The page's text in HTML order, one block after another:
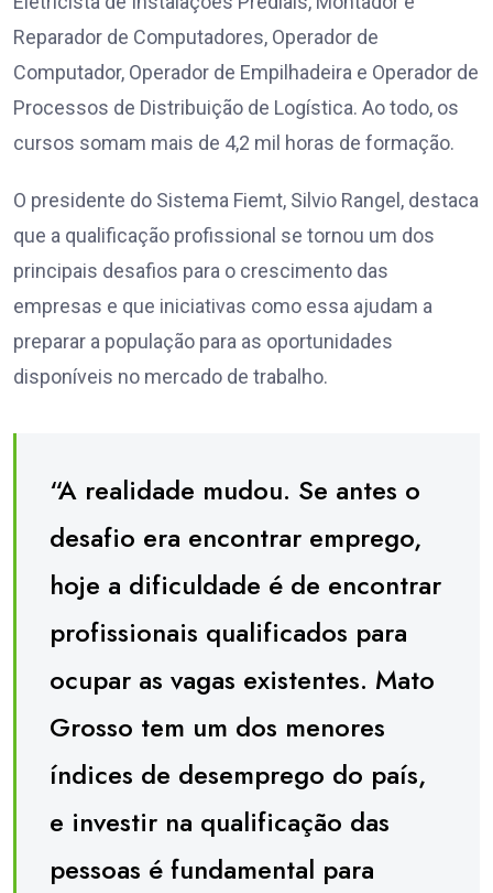
Reparador de Computadores, Operador de
Computador, Operador de Empilhadeira e Operador de
Processos de Distribuição de Logística. Ao todo, os
cursos somam mais de 4,2 mil horas de formação.
O presidente do Sistema Fiemt, Silvio Rangel, destaca
que a qualificação profissional se tornou um dos
principais desafios para o crescimento das
empresas e que iniciativas como essa ajudam a
preparar a população para as oportunidades
disponíveis no mercado de trabalho.
“A realidade mudou. Se antes o
desafio era encontrar emprego,
hoje a dificuldade é de encontrar
profissionais qualificados para
ocupar as vagas existentes. Mato
Grosso tem um dos menores
índices de desemprego do país,
e investir na qualificação das
pessoas é fundamental para